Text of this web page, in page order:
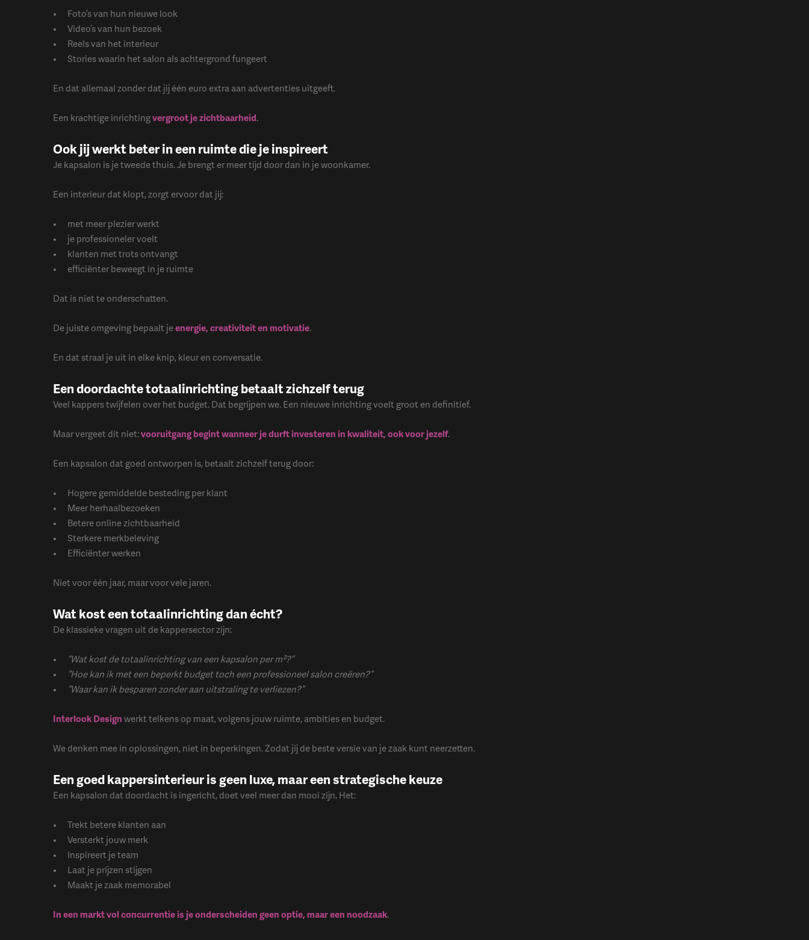
Foto’s van hun nieuwe look
Video’s van hun bezoek
Reels van het interieur
Stories waarin het salon als achtergrond fungeert
En dat allemaal zonder dat jij één euro extra aan advertenties uitgeeft.
Een krachtige inrichtingvergroot je zichtbaarheid.
Ook jij werkt beter in een ruimte die je inspireert
Je kapsalon is je tweede thuis. Je brengt er meer tijd door dan in je woonkamer.
Een interieur dat klopt, zorgt ervoor dat jij:
met meer plezier werkt
je professioneler voelt
klanten met trots ontvangt
efficiënter beweegt in je ruimte
Dat is niet te onderschatten.
De juiste omgeving bepaalt jeenergie, creativiteit en motivatie.
En dat straal je uit in elke knip, kleur en conversatie.
Een doordachte totaalinrichting betaalt zichzelf terug
Veel kappers twijfelen over het budget. Dat begrijpen we. Een nieuwe inrichting voelt groot en definitief.
Maar vergeet dit niet:vooruitgang begint wanneer je durft investeren in kwaliteit, ook voor jezelf.
Een kapsalon dat goed ontworpen is, betaalt zichzelf terug door:
Hogere gemiddelde besteding per klant
Meer herhaalbezoeken
Betere online zichtbaarheid
Sterkere merkbeleving
Efficiënter werken
Niet voor één jaar, maar voor vele jaren.
Wat kost een totaalinrichting dan écht?
De klassieke vragen uit de kappersector zijn:
“Wat kost de totaalinrichting van een kapsalon per m²?”
“Hoe kan ik met een beperkt budget toch een professioneel salon creëren?”
“Waar kan ik besparen zonder aan uitstraling te verliezen?”
Interlook Designwerkt telkens op maat, volgens jouw ruimte, ambities en budget.
We denken mee in oplossingen, niet in beperkingen. Zodat jij de beste versie van je zaak kunt neerzetten.
Een goed kappersinterieur is geen luxe, maar een strategische keuze
Een kapsalon dat doordacht is ingericht, doet veel meer dan mooi zijn. Het:
Trekt betere klanten aan
Versterkt jouw merk
Inspireert je team
Laat je prijzen stijgen
Maakt je zaak memorabel
In een markt vol concurrentie is je onderscheiden geen optie, maar een noodzaak.